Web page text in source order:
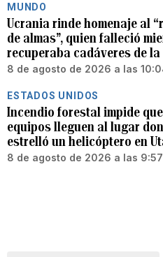
MUNDO
Ucrania rinde homenaje al
de almas”, quien falleció
recuperaba cadáveres de
8 de agosto de 2026 a las
ESTADOS UNIDOS
Incendio forestal impide
equipos lleguen al lugar
estrelló un helicóptero en
8 de agosto de 2026 a las 9:57